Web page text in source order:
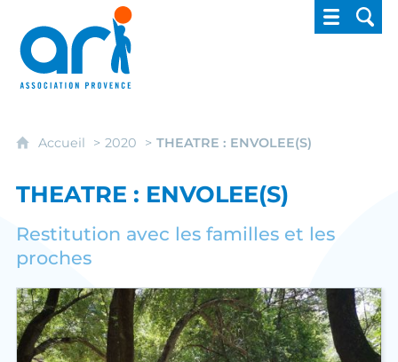
ARI - Association régionale pour
Accueil 2020 THEATRE : ENVOLEE(S)
THEATRE : ENVOLEE(S)
Restitution avec les familles et les
proches